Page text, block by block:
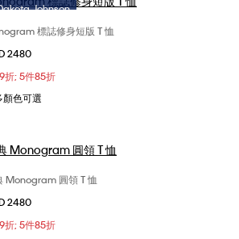
Johnson
選擇您的尺碼
標誌修身短版 T 恤
2480
折; 5件85折
顏色可選
選擇您的尺碼
Monogram 圓領 T 恤
2480
折; 5件85折